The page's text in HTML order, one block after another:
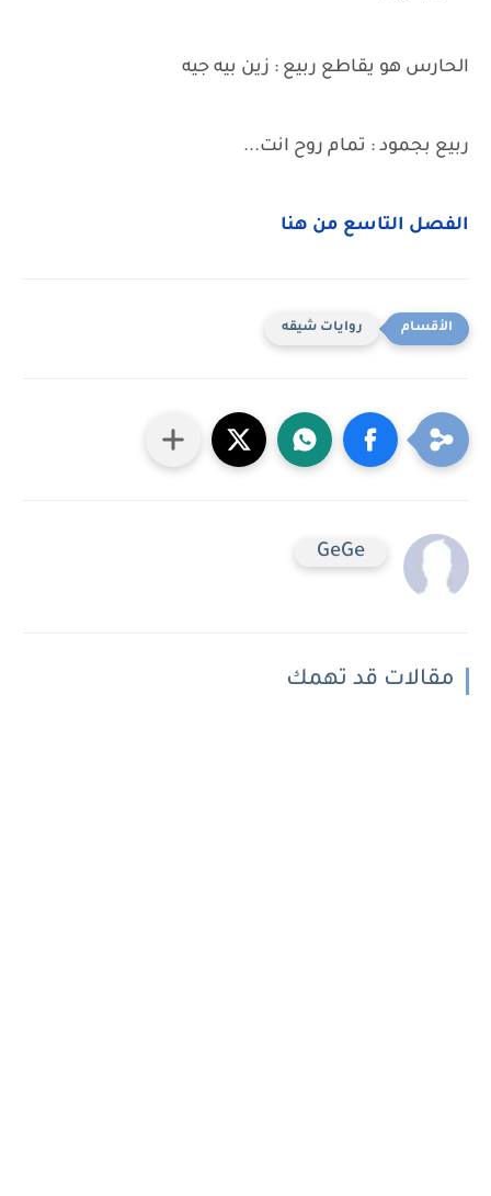
الحارس هو يقاطع ربيع : زين بيه جيه
ربيع بجمود : تمام روح انت...
الفصل التاسع من هنا
روايات شيقه
GeGe
مقالات قد تهمك